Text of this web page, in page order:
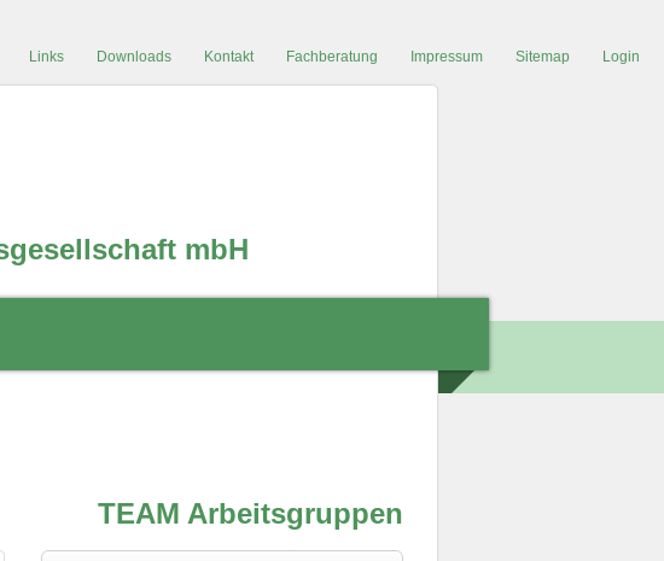
Links Downloads Kontakt Fachberatung Impressum Sitemap Login
mbH
TEAM Arbeitsgruppen